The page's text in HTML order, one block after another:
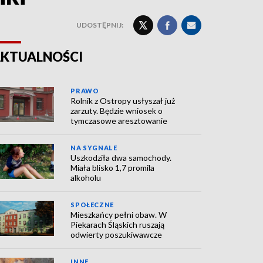
UDOSTĘPNIJ:
PRAWO
Rolnik z Ostropy usłyszał już
zarzuty. Będzie wniosek o
tymczasowe aresztowanie
NA SYGNALE
Uszkodziła dwa samochody.
Miała blisko 1,7 promila
alkoholu
SPOŁECZNE
Mieszkańcy pełni obaw. W
Piekarach Śląskich ruszają
odwierty poszukiwawcze